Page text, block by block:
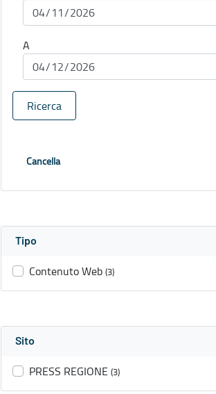
A
Ricerca
Cancella
Tipo
Contenuto Web (3)
Sito
PRESS REGIONE (3)